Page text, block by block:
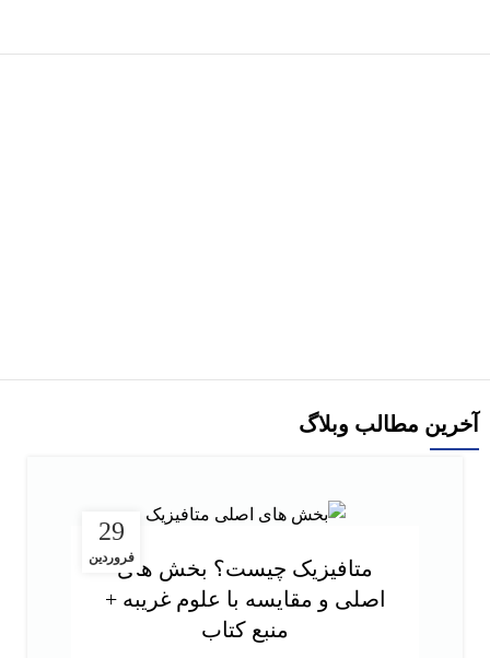
آخرین مطالب وبلاگ
29
فروردینمتافیزیک چیست؟ بخش های
اصلی و مقایسه با علوم غریبه +
منبع کتاب